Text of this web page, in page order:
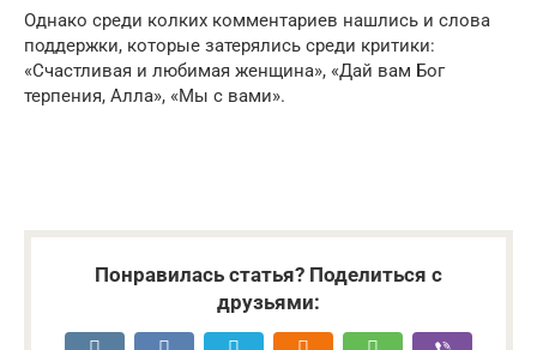
Однако среди колких комментариев нашлись и слова
поддержки, которые затерялись среди критики:
«Счастливая и любимая женщина», «Дай вам Бог
терпения, Алла», «Мы с вами».
Понравилась статья? Поделиться с
друзьями: